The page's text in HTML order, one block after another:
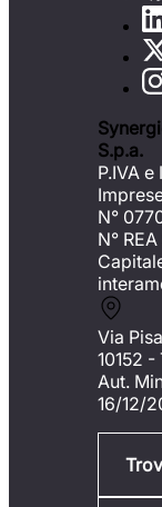
S.p.a.
P.IVA
N°
N°
Via
10152 -
Aut.
16/12/